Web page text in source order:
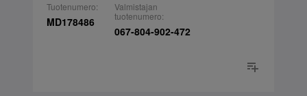
Tuotenumero:
MD178486
Valmistajan
tuotenumero:
067-804-902-472